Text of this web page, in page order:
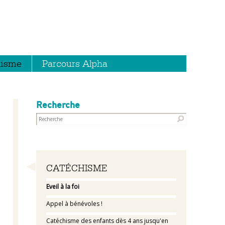
Parcours Alpha
Recherche
Navigation
CATÉCHISME
Eveil à la foi
Appel à bénévoles !
Catéchisme des enfants dès 4 ans jusqu'en